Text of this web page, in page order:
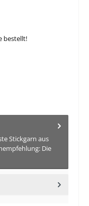
bestellt!
Stickgarn aus
Die